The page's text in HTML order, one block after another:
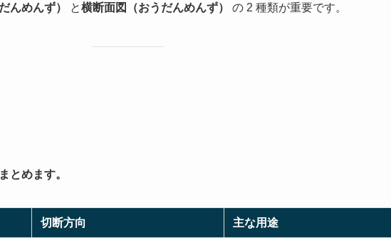
んめんず） と横断面図（おうだんめんず） の 2 種類が重要です。
とめます。
切断方向 主な用途